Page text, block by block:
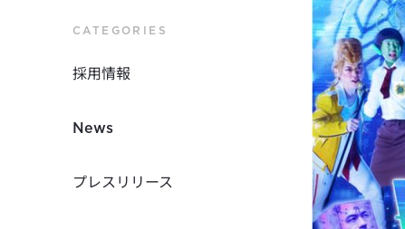
CATEGORIES
採用情報
News
プレスリリース